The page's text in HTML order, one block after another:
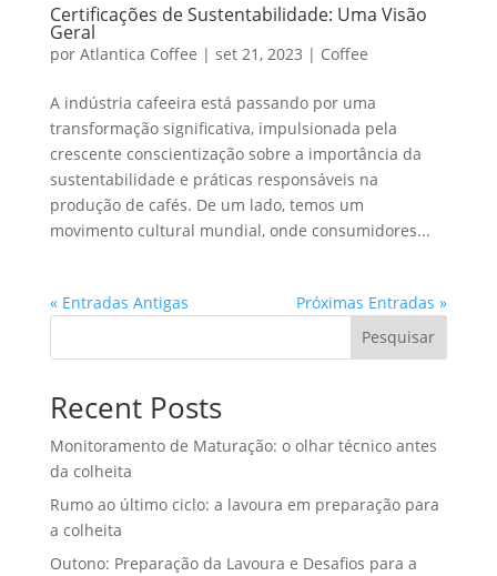
Certificações de Sustentabilidade: Uma Visão
Geral
por Atlantica Coffee | set 21, 2023 | Coffee
A indústria cafeeira está passando por uma
transformação significativa, impulsionada pela
crescente conscientização sobre a importância da
sustentabilidade e práticas responsáveis na
produção de cafés. De um lado, temos um
movimento cultural mundial, onde consumidores...
« Entradas Antigas
Próximas Entradas »
Pesquisar
Recent Posts
Monitoramento de Maturação: o olhar técnico antes
da colheita
Rumo ao último ciclo: a lavoura em preparação para
a colheita
Outono: Preparação da Lavoura e Desafios para a